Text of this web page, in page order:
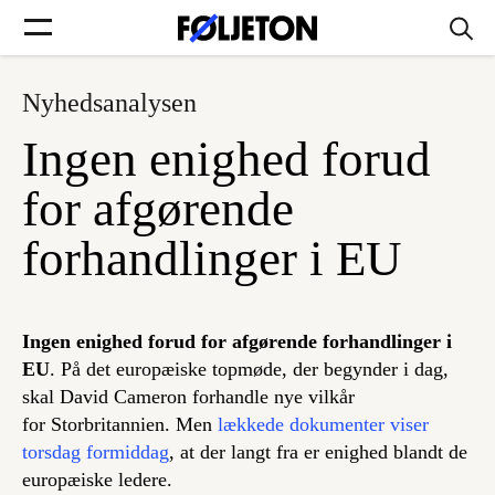
Forsider
Føljetoner
Min side
Log ind
Nyhedsanalysen
Ingen enighed forud
for afgørende
forhandlinger i EU
Ingen enighed forud for afgørende forhandlinger i
EU. På det europæiske topmøde, der begynder i dag,
skal David Cameron forhandle nye vilkår
for Storbritannien. Men lækkede dokumenter viser
torsdag formiddag, at der langt fra er enighed blandt de
europæiske ledere.